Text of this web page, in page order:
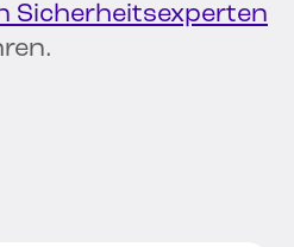
Sicherheitsexperten